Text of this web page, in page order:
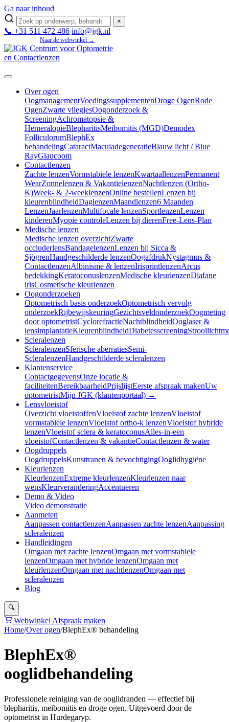
Ga naar inhoud
×
📞 +31 511 472 486 info@jgk.nl
Naar de webwinkel →
Over ogen
OogmanagementVoedingssupplementenDroge OgenRode
OgenZwarte vliegjesOogonderzoek &
ScreeningAchromatopsie &
HemeralopieBlepharitisMeibomitis (MGD)Demodex
FolliculorumBlephEx
behandelingCataractMaculadegeneratieBlauw licht / Blue
RayGlaucoom
Contactlenzen
Zachte lenzenVormstabiele lenzenKwartaallenzenPermanent
WearZonnelenzen & VakantielenzenNachtlenzen (Ortho-
K)Week- & 2-weeklenzenOnline bestellenLenzen bij
kleurenblindheidDaglenzenMaandlenzen6 Maanden
LenzenJaarlenzenMultifocale lenzenSportlenzenLenzen
kinderenMyopie controleLenzen bij dierenFree-Lens-Plan
Medische lenzen
Medische lenzen overzichtZwarte
occluderlensBandagelenzenLenzen bij Sicca &
SjögrenHandgeschilderde lenzenOogafdrukNystagmus &
ContactlenzenAlbinisme & lenzenIrisprintlenzenArcus
bedekkingKeratoconuslenzenMedische kleurlenzenDiafane
irisCosmetische kleurlenzen
Oogonderzoeken
Optometrisch basis onderzoekOptometrisch vervolg
onderzoekRijbewijskeuringGezichtsveldonderzoekOogmeting
door optometristCyclorefractieNachtblindheidOoglaser &
lensimplantatieKleurenblindheidDiabetesscreening
Scleralenzen
ScleralenzenSferische aberratiesSemi-
ScleralenzenHandgeschilderde scleralenzen
Klantenservice
ContactgegevensOnze locatie &
faciliteitenBereikbaarheidPrijslijstEerste afspraak makenUw
optometristMijn JGK (klantenportaal) →
Lensvloeistof
Overzicht vloeistoffenVloeistof zachte lenzenVloeistof
vormstabiele lenzenVloeistof ortho-k lenzenVloeistof hybride
lenzenVloeistof sclera & keratoconusAlles-in-een
vloeistofContactlenzen & vakantieContactlenzen & water
Oogdruppels
OogdruppelsKunsttranen & bevochtigingOoglidhygiëne
Kleurlenzen
KleurlenzenExtreme kleurlenzenKleurlenzen naar
wensKleurveranderingAccentueren
Demo & Video
Video demonstratie
Aanmeten
Aanpassen contactlenzenAanpassen zachte lenzenAanpassing
scleralenzen
Handleidingen
Omgaan met zachte lenzenOmgaan met vormstabiele
lenzenOmgaan met hybride lenzenOmgaan met
kleurlenzenOmgaan met nachtlenzenOmgaan met
scleralenzen
Blog
🔍
Webwinkel Afspraak maken
Home/Over ogen/BlephEx® behandeling
BlephEx®
ooglidbehandeling
Professionele reiniging van de ooglidranden — effectief bij
blepharitis, meibomitis en droge ogen. Uitgevoerd door de
optometrist in Hurdegaryp.